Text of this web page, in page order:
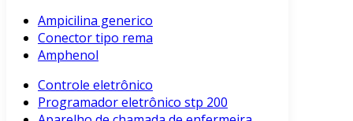
Ampicilina generico
Conector tipo rema
Amphenol
Controle eletrônico
Programador eletrônico stp 200